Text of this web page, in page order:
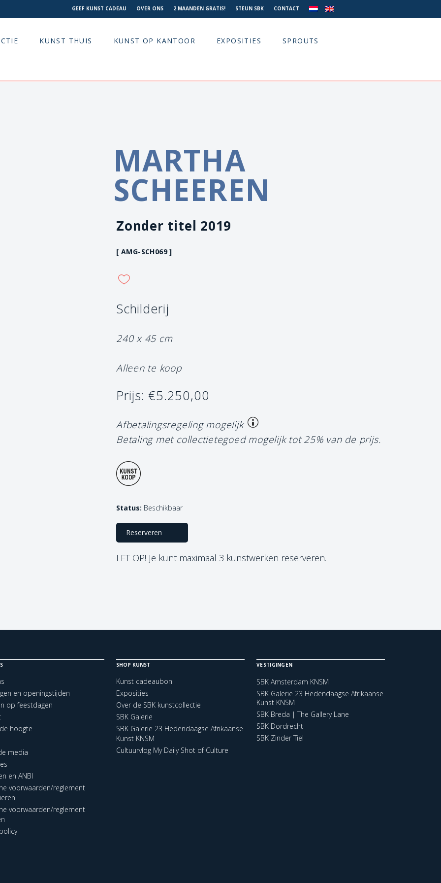
GEEF KUNST CADEAU OVER ONS 2 MAANDEN GRATIS! STEUN SBK CONTACT
KUNST THUIS KUNST OP KANTOOR EXPOSITIES SPROUTS
MARTHA
SCHEEREN
Zonder titel 2019
[ AMG-SCH069 ]
Schilderij
240 x 45 cm
Alleen te koop
Prijs: €5.250,00
Afbetalingsregeling mogelijk
Betaling met collectietegoed mogelijk tot 25% van de prijs.
Status: Beschikbaar
Reserveren
LET OP! Je kunt maximaal 3 kunstwerken reserveren.
en openingstijden
op feestdagen
hoogte
media
en ANBI
voorwaarden/reglement
voorwaarden/reglement
SHOP KUNST
Kunst cadeaubon
Exposities
Over de SBK kunstcollectie
SBK Galerie
SBK Galerie 23 Hedendaagse Afrikaanse
Kunst KNSM
Cultuurvlog My Daily Shot of Culture
VESTIGINGEN
SBK Amsterdam KNSM
SBK Galerie 23 Hedendaagse Afrikaanse
Kunst KNSM
SBK Breda | The Gallery Lane
SBK Dordrecht
SBK Zinder Tiel